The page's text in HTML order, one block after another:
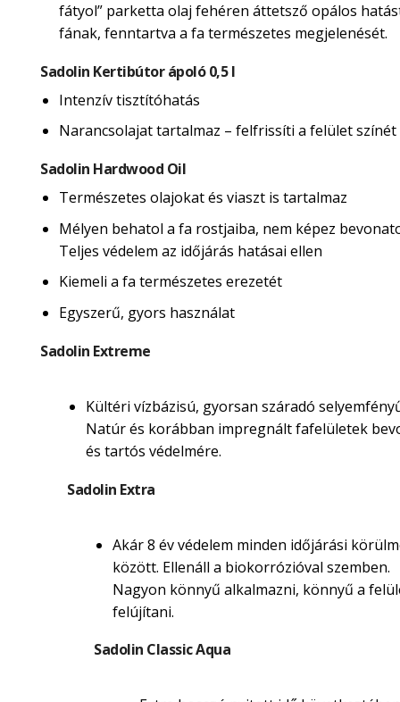
fátyol” parketta olaj fehéren áttetsző opálos
fának, fenntartva a fa természetes megjelenését.
Sadolin Kertibútor ápoló 0,5 l
Intenzív tisztítóhatás
Narancsolajat tartalmaz – felfrissíti a felület színét
Sadolin Hardwood Oil
Természetes olajokat és viaszt is tartalmaz
Mélyen behatol a fa rostjaiba, nem képez
Teljes védelem az időjárás hatásai ellen
Kiemeli a fa természetes erezetét
Egyszerű, gyors használat
Sadolin Extreme
Kültéri vízbázisú, gyorsan száradó
Natúr és korábban impregnált fafelületek
és tartós védelmére.
Sadolin Extra
Akár 8 év védelem minden időjárási
között. Ellenáll a biokorrózióval szemben.
Nagyon könnyű alkalmazni, könnyű a
felújítani.
Sadolin Classic Aqua